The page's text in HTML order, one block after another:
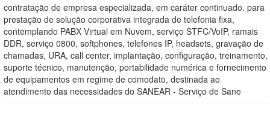
contratação de empresa especializada, em caráter continuado, para
prestação de solução corporativa integrada de telefonia fixa,
contemplando PABX Virtual em Nuvem, serviço STFC/VoIP, ramais
DDR, serviço 0800, softphones, telefones IP, headsets, gravação de
chamadas, URA, call center, implantação, configuração, treinamento,
suporte técnico, manutenção, portabilidade numérica e fornecimento
de equipamentos em regime de comodato, destinada ao
atendimento das necessidades do SANEAR - Serviço de Sane